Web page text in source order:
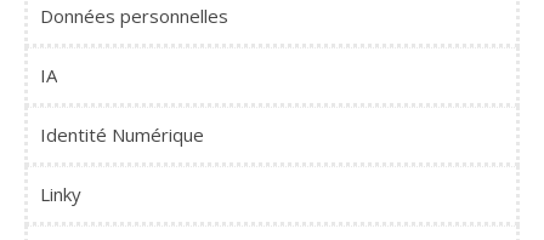
Données personnelles
IA
Identité Numérique
Linky